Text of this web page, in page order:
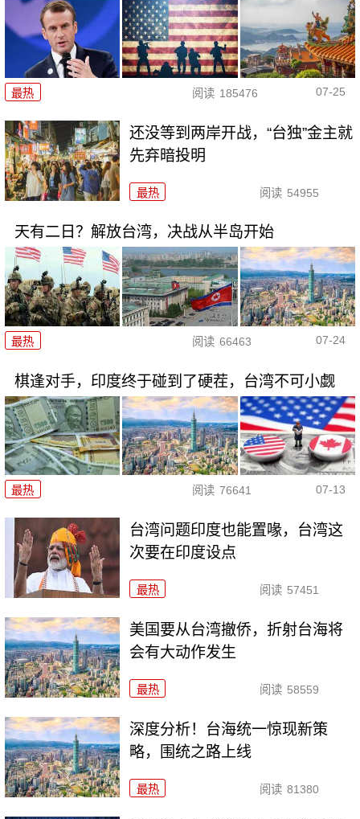
最热 阅读 185476 07-25
还没等到两岸开战，“台独”金主就
先弃暗投明
最热 阅读 54955
天有二日？解放台湾，决战从半岛开始
最热 阅读 66463 07-24
棋逢对手，印度终于碰到了硬茬，台湾不可小觑
最热 阅读 76641 07-13
台湾问题印度也能置喙，台湾这
次要在印度设点
最热 阅读 57451
美国要从台湾撤侨，折射台海将
会有大动作发生
最热 阅读 58559
深度分析！台海统一惊现新策
略，围统之路上线
最热 阅读 81380